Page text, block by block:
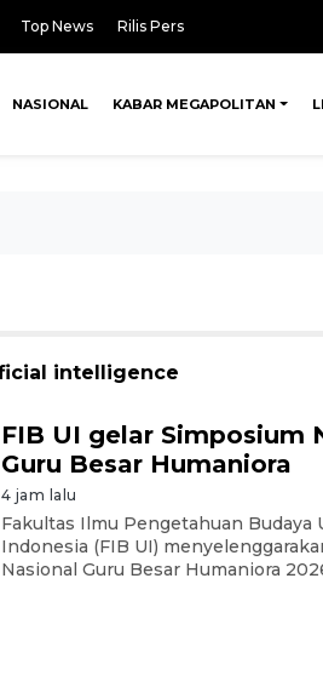
Top News Rilis Pers
NASIONAL KABAR MEGAPOLITAN
intelligence
FIB UI gelar Simposium
Guru Besar Humaniora
4 jam lalu
Fakultas Ilmu Pengetahuan Budaya
Indonesia (FIB UI)
Nasional Guru Besar Humaniora